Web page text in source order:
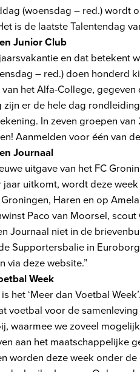
(woensdag – red.) wordt
is de laatste Talentendag
Junior Club
en dat betekent
– red.) doen honderd
het Alfa-College,
zijn er de hele dag
In zeven groepen
Aanmelden voor één van
Journaal
uitgave van het FC
jaar uitkomt, wordt deze
Haren en op
Paco van Moorsel,
Journaal niet in de
Supportersbalie in
via deze website.”
Week
het ‘Meer dan Voetbal
voetbal voor de
waarmee we zoveel
aan het maatschappelijke
worden deze week onder